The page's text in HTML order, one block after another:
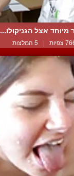
מיוחד אצל הגניקולו...
| 5 המלצות